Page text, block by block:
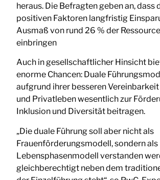
heraus. Die Befragten geben an, dass
positiven Faktoren langfristig
Ausmaß von rund 26 % der
einbringen
Auch in gesellschaftlicher Hinsicht
enorme Chancen: Duale
aufgrund ihrer besseren
und Privatleben wesentlich zur
Inklusion und Diversität beitragen.
„Die duale Führung soll aber nicht als
Frauenförderungsmodell, sondern als
Lebensphasenmodell verstanden
gleichberechtigt neben dem